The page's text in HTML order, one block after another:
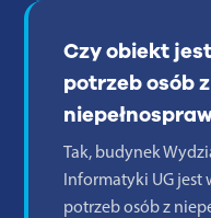
Czy obiekt
potrzeb osób z
Tak, budynek
Informatyki UG jest
potrzeb osób z